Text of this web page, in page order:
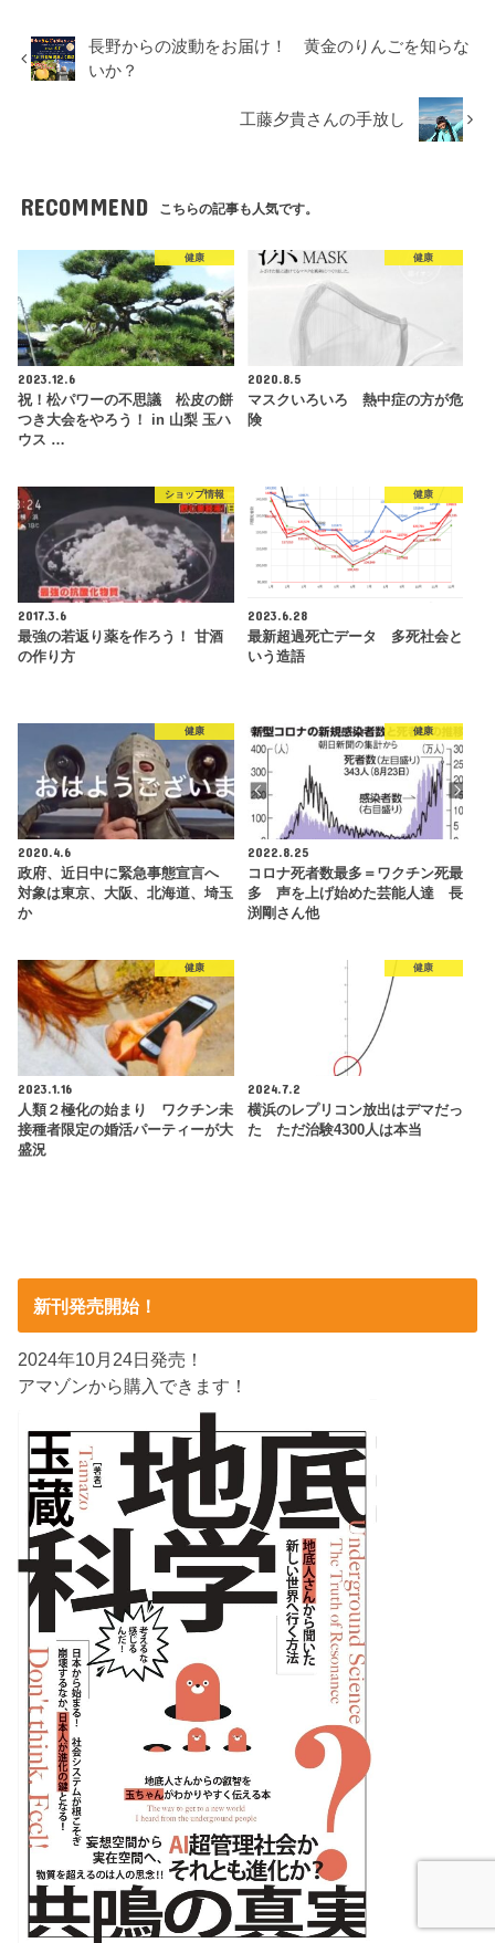
長野からの波動をお届け！ 黄金のりんごを知らな
いか？
工藤夕貴さんの手放し
RECOMMEND こちらの記事も人気です。
健康
2023.12.6
祝！松パワーの不思議 松皮の餅
つき大会をやろう！ in 山梨 玉ハ
ウス …
健康
2020.8.5
マスクいろいろ 熱中症の方が危
険
ショップ情報
2017.3.6
最強の若返り薬を作ろう！ 甘酒
の作り方
健康
2023.6.28
最新超過死亡データ 多死社会と
いう造語
健康
2020.4.6
政府、近日中に緊急事態宣言へ
対象は東京、大阪、北海道、埼玉
か
健康
2022.8.25
コロナ死者数最多＝ワクチン死最
多 声を上げ始めた芸能人達 長
渕剛さん他
健康
2023.1.16
人類２極化の始まり ワクチン未
接種者限定の婚活パーティーが大
盛況
健康
2024.7.2
横浜のレプリコン放出はデマだっ
た ただ治験4300人は本当
新刊発売開始！
2024年10月24日発売！
アマゾンから購入できます！